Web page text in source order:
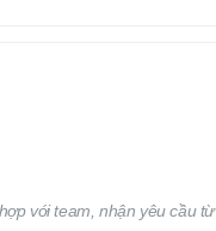
với team, nhận yêu cầu từ